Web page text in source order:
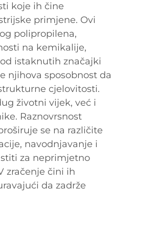
koje ih čine
primjene. Ovi
polipropilena,
na kemikalije,
istaknutih značajki
njihova sposobnost da
cjelovitosti.
životni vijek, već i
Raznovrsnost
se na različite
navodnjavanje i
za neprimjetno
zračenje čini ih
da zadrže